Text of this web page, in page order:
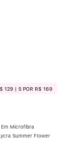
129 | 5 POR R$ 169
Microfibra
Summer Flower